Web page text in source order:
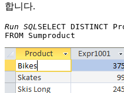
합니다.
Run SQL SELECT DISTINCT